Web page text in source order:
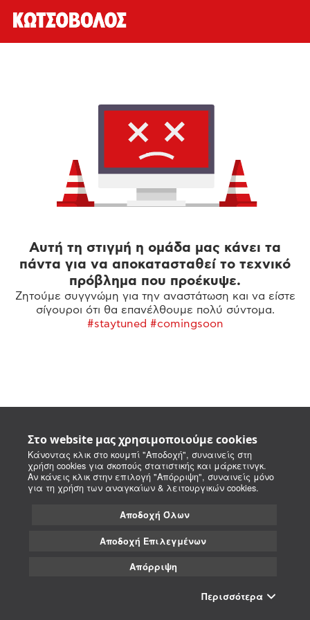
Στο website μας χρησιμοποιούμε cookies
Κάνοντας κλικ στο κουμπί "Αποδοχή", συναινείς στη
χρήση cookies για σκοπούς στατιστικής και μάρκετινγκ.
Αν κάνεις κλικ στην επιλογή "Απόρριψη", συναινείς μόνο
για τη χρήση των αναγκαίων & λειτουργικών cookies.
Αποδοχή Όλων
Αποδοχή Επιλεγμένων
Απόρριψη
Περισσότερα
Αυτή τη στιγμή η ομάδα μας κάνει τα
πάντα για να αποκατασταθεί το τεχνικό
πρόβλημα που προέκυψε.
Ζητούμε συγγνώμη για την αναστάτωση και να είστε
σίγουροι ότι θα επανέλθουμε πολύ σύντομα.
#staytuned #comingsoon